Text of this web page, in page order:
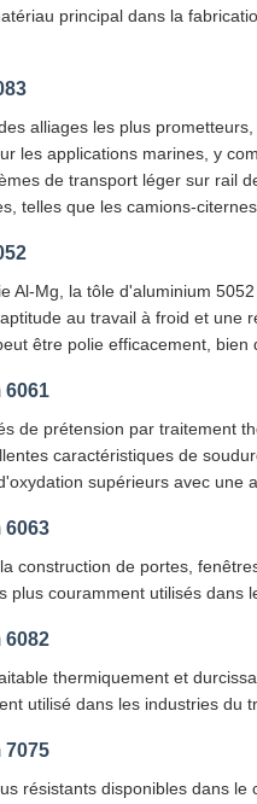
principal dans la
alliages les plus
les applications marines, y
de transport léger sur rail
telles que les camions-
Al-Mg, la tôle d'aluminium
au travail à froid et une
être polie efficacement,
de prétension par traitement
caractéristiques de
supérieurs avec une
construction de portes,
plus couramment utilisés dans
thermiquement et
utilisé dans les industries du
résistants disponibles dans